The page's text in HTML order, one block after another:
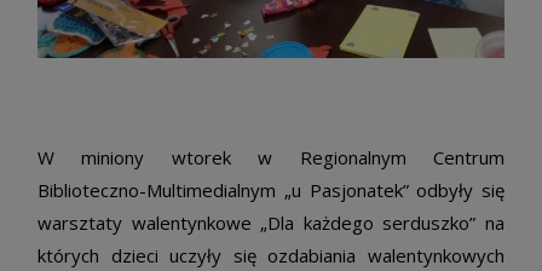
W miniony wtorek w Regionalnym Centrum
Biblioteczno-Multimedialnym „u Pasjonatek” odbyły się
warsztaty walentynkowe „Dla każdego serduszko” na
których dzieci uczyły się ozdabiania walentynkowych